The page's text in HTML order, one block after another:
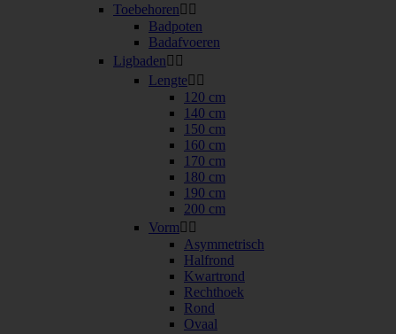
Toebehoren 
Badpoten
Badafvoeren
Ligbaden 
Lengte 
120 cm
140 cm
150 cm
160 cm
170 cm
180 cm
190 cm
200 cm
Vorm 
Asymmetrisch
Halfrond
Kwartrond
Rechthoek
Rond
Ovaal